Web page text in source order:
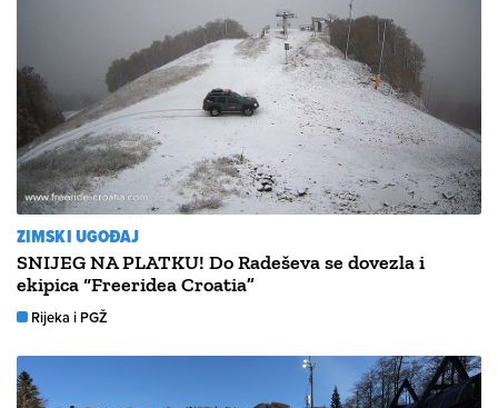
ZIMSKI UGOĐAJ
SNIJEG NA PLATKU! Do Radeševa se dovezla i
ekipica “Freeridea Croatia”
Rijeka i PGŽ